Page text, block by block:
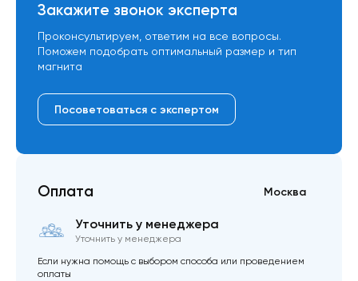
Закажите звонок эксперта
Проконсультируем, ответим на все вопросы.
Поможем подобрать оптимальный размер и тип
магнита
Посоветоваться с экспертом
Оплата Москва
Уточнить у менеджера
Уточнить у менеджера
Если нужна помощь с выбором способа или проведением
оплаты